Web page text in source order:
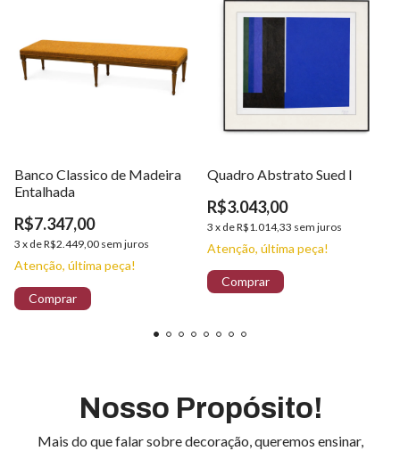
Uma peça decorativa marcante que une arte, requinte e
exclusividade ao ambiente.
35x15x35cm
Banco Classico de Madeira
Entalhada
R$7.347,00
3 x deR$2.449,00 sem juros
Atenção, última peça!
Quadro Abstrato Sued I
R$3.043,00
3 x deR$1.014,33 sem juros
Atenção, última peça!
Nosso Propósito!
Mais do que falar sobre decoração, queremos ensinar,